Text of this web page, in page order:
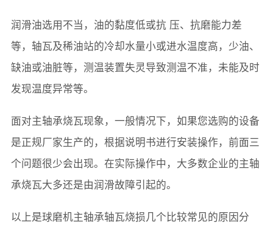
润滑油选用不当，油的黏度低或抗 压、抗磨能力差
等，轴瓦及稀油站的冷却水量小或进水温度高，少油、
缺油或油脏等，测温装置失灵导致测温不准，未能及时
发现温度异常等。
面对主轴承烧瓦现象，一般情况下，如果您选购的设备
是正规厂家生产的，根据说明书进行安装操作，前面三
个问题很少会出现。在实际操作中，大多数企业的主轴
承烧瓦大多还是由润滑故障引起的。
以上是球磨机主轴承轴瓦烧损几个比较常见的原因分